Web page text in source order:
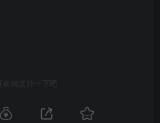
喜欢就支持一下吧